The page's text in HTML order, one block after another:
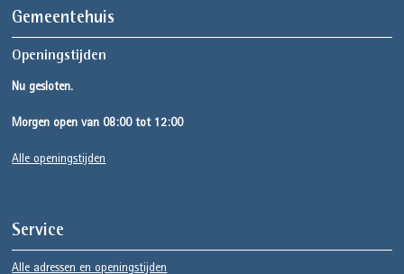
Gemeentehuis
Openingstijden
Nu gesloten.
Morgen open van 08:00 tot 12:00
Alle openingstijden
Service
Alle adressen en openingstijden